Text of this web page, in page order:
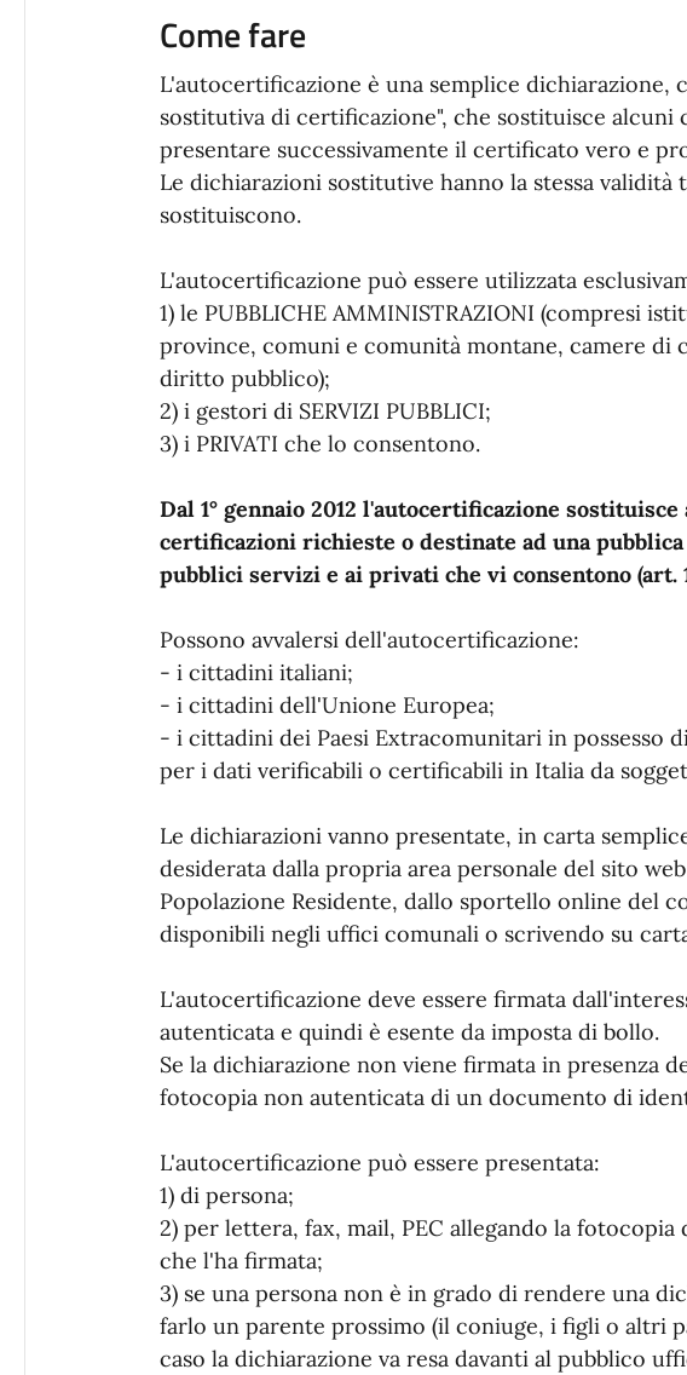
Come fare
L'autocertificazione è una semplice dichiarazione,
sostitutiva di certificazione", che sostituisce alcuni
presentare successivamente il certificato vero e
Le dichiarazioni sostitutive hanno la stessa
sostituiscono.
L'autocertificazione può essere utilizzata
1) le PUBBLICHE AMMINISTRAZIONI (compresi
province, comuni e comunità montane, camere di
diritto pubblico);
2) i gestori di SERVIZI PUBBLICI;
3) i PRIVATI che lo consentono.
Dal 1° gennaio 2012 l'autocertificazione
certificazioni richieste o destinate ad una
pubblici servizi e ai privati che vi consentono (art.
Possono avvalersi dell'autocertificazione:
- i cittadini italiani;
- i cittadini dell'Unione Europea;
- i cittadini dei Paesi Extracomunitari in possesso
per i dati verificabili o certificabili in Italia da
Le dichiarazioni vanno presentate, in carta
desiderata dalla propria area personale del sito
Popolazione Residente, dallo sportello online del
disponibili negli uffici comunali o scrivendo su
L'autocertificazione deve essere firmata
autenticata e quindi è esente da imposta di bollo.
Se la dichiarazione non viene firmata in presenza
fotocopia non autenticata di un documento di
L'autocertificazione può essere presentata:
1) di persona;
2) per lettera, fax, mail, PEC allegando la
che l'ha firmata;
3) se una persona non è in grado di rendere una
farlo un parente prossimo (il coniuge, i figli o altri
caso la dichiarazione va resa davanti al pubblico